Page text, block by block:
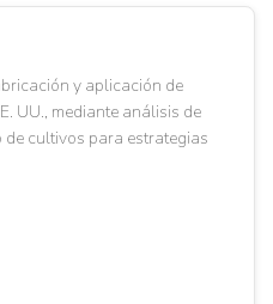
y aplicación de
UU., mediante análisis de
cultivos para estrategias